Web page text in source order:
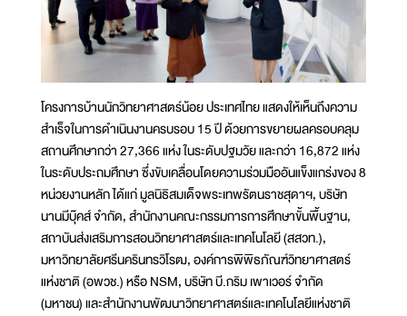
โครงการบ้านนักวิทยาศาสตร์น้อย ประเทศไทย แสดงให้เห็นถึงความ
สำเร็จในการดำเนินงานครบรอบ 15 ปี ด้วยการขยายผลครอบคลุม
สถานศึกษากว่า 27,366 แห่ง ในระดับปฐมวัย และกว่า 16,872 แห่ง
ในระดับประถมศึกษา ซึ่งขับเคลื่อนโดยความร่วมมืออันแข็งแกร่งของ 8
หน่วยงานหลัก ได้แก่ มูลนิธิสมเด็จพระเทพรัตนราชสุดาฯ, บริษัท
นานมีบุ๊คส์ จำกัด, สำนักงานคณะกรรมการการศึกษาขั้นพื้นฐาน,
สถาบันส่งเสริมการสอนวิทยาศาสตร์และเทคโนโลยี (สสวท.),
มหาวิทยาลัยศรีนครินทรวิโรฒ, องค์การพิพิธภัณฑ์วิทยาศาสตร์
แห่งชาติ (อพวช.) หรือ NSM, บริษัท บี.กริม เพาเวอร์ จำกัด
(มหาชน) และสำนักงานพัฒนาวิทยาศาสตร์และเทคโนโลยีแห่งชาติ